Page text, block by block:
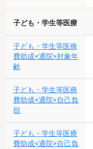
子ども・学生等医療
子ども・学生等医療
費助成<通院>対象年
齢
子ども・学生等医療
費助成<通院>自己負
担
子ども・学生等医療
費助成<通院>自己負